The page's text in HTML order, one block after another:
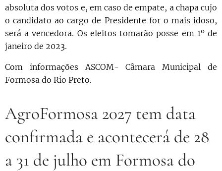
absoluta dos votos e, em caso de empate, a chapa cujo
o candidato ao cargo de Presidente for o mais idoso,
será a vencedora. Os eleitos tomarão posse em 1º de
janeiro de 2023.
Com informações ASCOM- Câmara Municipal de
Formosa do Rio Preto.
AgroFormosa 2027 tem data
confirmada e acontecerá de 28
a 31 de julho em Formosa do